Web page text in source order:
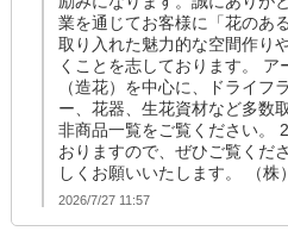
業を通じてお客様に「花のあ
取り入れた魅力的な空間作り
くことを志しております。
（造花）を中心に、ドライフ
ー、花器、生花資材など多数
非商品一覧をご覧ください。
おりますので、ぜひご覧くだ
しくお願いいたします。 （株
2026/7/27 11:57